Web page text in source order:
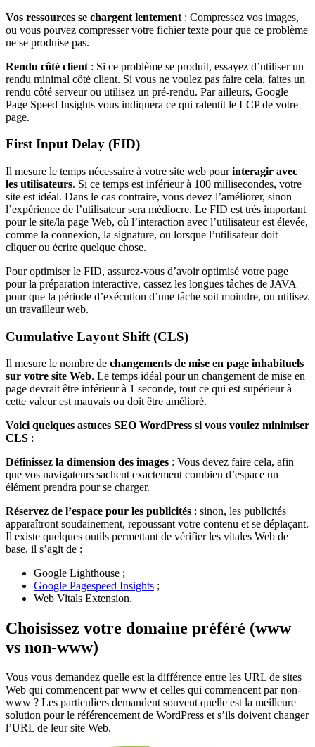
Vos ressources se chargent lentement : Compressez vos images,
ou vous pouvez compresser votre fichier texte pour que ce problème
ne se produise pas.
Rendu côté client : Si ce problème se produit, essayez d’utiliser un
rendu minimal côté client. Si vous ne voulez pas faire cela, faites un
rendu côté serveur ou utilisez un pré-rendu. Par ailleurs, Google
Page Speed Insights vous indiquera ce qui ralentit le LCP de votre
page.
First Input Delay (FID)
Il mesure le temps nécessaire à votre site web pourinteragir avec
les utilisateurs. Si ce temps est inférieur à 100 millisecondes, votre
site est idéal. Dans le cas contraire, vous devez l’améliorer, sinon
l’expérience de l’utilisateur sera médiocre. Le FID est très important
pour le site/la page Web, où l’interaction avec l’utilisateur est élevée,
comme la connexion, la signature, ou lorsque l’utilisateur doit
cliquer ou écrire quelque chose.
Pour optimiser le FID, assurez-vous d’avoir optimisé votre page
pour la préparation interactive, cassez les longues tâches de JAVA
pour que la période d’exécution d’une tâche soit moindre, ou utilisez
un travailleur web.
Cumulative Layout Shift (CLS)
Il mesure le nombre de changements de mise en page inhabituels
sur votre site Web. Le temps idéal pour un changement de mise en
page devrait être inférieur à 1 seconde, tout ce qui est supérieur à
cette valeur est mauvais ou doit être amélioré.
Voici quelques astuces SEO WordPress si vous voulez minimiser
CLS :
Définissez la dimension des images : Vous devez faire cela, afin
que vos navigateurs sachent exactement combien d’espace un
élément prendra pour se charger.
Réservez de l’espace pour les publicités : sinon, les publicités
apparaîtront soudainement, repoussant votre contenu et se déplaçant.
Il existe quelques outils permettant de vérifier les vitales Web de
base, il s’agit de :
Google Lighthouse ;
Google Pagespeed Insights ;
Web Vitals Extension.
Choisissez votre domaine préféré (www
vs non-www)
Vous vous demandez quelle est la différence entre les URL de sites
Web qui commencent par www et celles qui commencent par non-
www ? Les particuliers demandent souvent quelle est la meilleure
solution pour le référencement de WordPress et s’ils doivent changer
l’URL de leur site Web.